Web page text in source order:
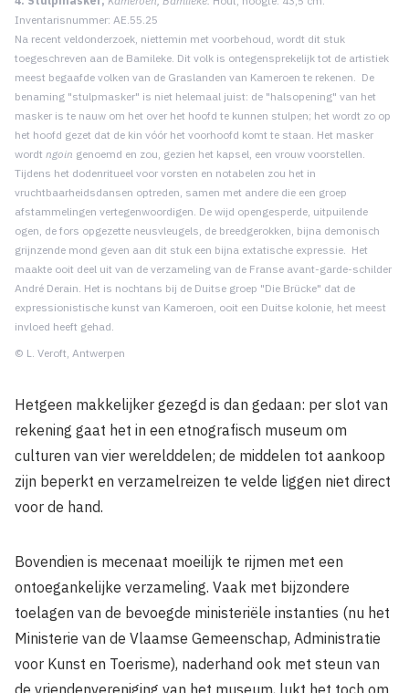
Inventarisnummer: AE.55.25
Na recent veldonderzoek, niettemin met voorbehoud, wordt dit stuk
toegeschreven aan de Bamileke. Dit volk is ontegensprekelijk tot de artistiek
meest begaafde volken van de Graslanden van Kameroen te rekenen. De
benaming "stulpmasker" is niet helemaal juist: de "halsopening" van het
masker is te nauw om het over het hoofd te kunnen stulpen; het wordt zo op
het hoofd gezet dat de kin vóór het voorhoofd komt te staan. Het masker
wordt ngoin genoemd en zou, gezien het kapsel, een vrouw voorstellen.
Tijdens het dodenritueel voor vorsten en notabelen zou het in
vruchtbaarheidsdansen optreden, samen met andere die een groep
afstammelingen vertegenwoordigen. De wijd opengesperde, uitpuilende
ogen, de fors opgezette neusvleugels, de breedgerokken, bijna demonisch
grijnzende mond geven aan dit stuk een bijna extatische expressie. Het
maakte ooit deel uit van de verzameling van de Franse avant-garde-schilder
André Derain. Het is nochtans bij de Duitse groep "Die Brücke" dat de
expressionistische kunst van Kameroen, ooit een Duitse kolonie, het meest
invloed heeft gehad.
© L. Veroft, Antwerpen
Hetgeen makkelijker gezegd is dan gedaan: per slot van
rekening gaat het in een etnografisch museum om
culturen van vier werelddelen; de middelen tot aankoop
zijn beperkt en verzamelreizen te velde liggen niet direct
voor de hand.
Bovendien is mecenaat moeilijk te rijmen met een
ontoegankelijke verzameling. Vaak met bijzondere
toelagen van de bevoegde ministeriële instanties (nu het
Ministerie van de Vlaamse Gemeenschap, Administratie
voor Kunst en Toerisme), naderhand ook met steun van